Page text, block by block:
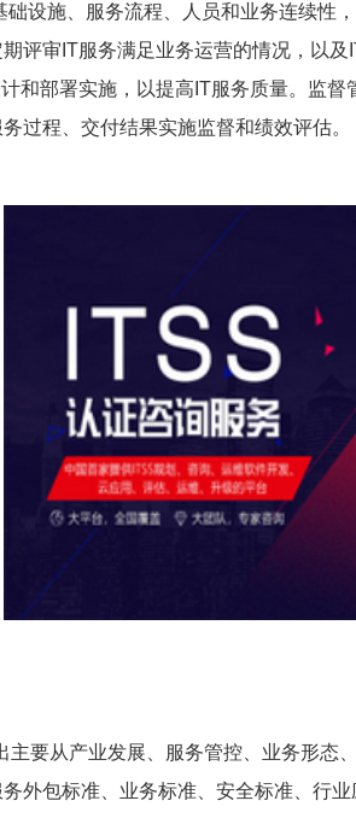
础设施、服务流程、人员和业务连续性
评审IT服务满足业务运营的情况，以
和部署实施，以提高IT服务质量。监
过程、交付结果实施监督和绩效评估。
主要从产业发展、服务管控、业务形态
外包标准、业务标准、安全标准、行